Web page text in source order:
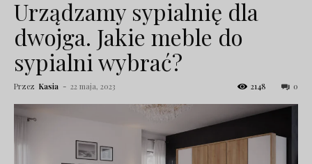
Urządzamy sypialnię dla
dwojga. Jakie meble do
sypialni wybrać?
Przez Kasia - 22 maja, 2023 0
2148